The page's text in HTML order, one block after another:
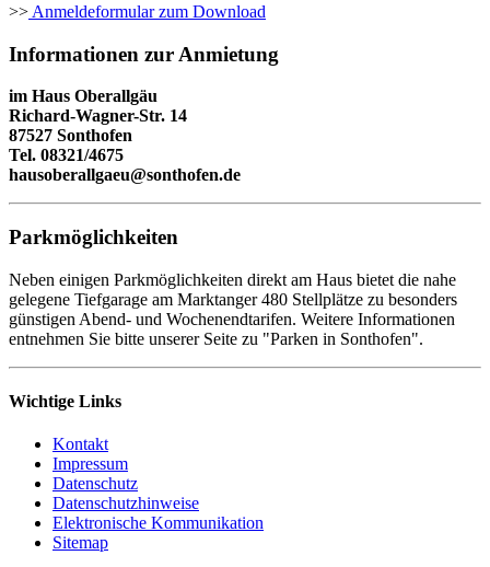
>> Anmeldeformular zum Download
Informationen zur Anmietung
im Haus Oberallgäu
Richard-Wagner-Str. 14
87527 Sonthofen
Tel. 08321/4675
hausoberallgaeu@sonthofen.de
Parkmöglichkeiten
Neben einigen Parkmöglichkeiten direkt am Haus bietet die nahe
gelegene Tiefgarage am Marktanger 480 Stellplätze zu besonders
günstigen Abend- und Wochenendtarifen. Weitere Informationen
entnehmen Sie bitte unserer Seite zu "Parken in Sonthofen".
Wichtige Links
Kontakt
Impressum
Datenschutz
Datenschutzhinweise
Elektronische Kommunikation
Sitemap